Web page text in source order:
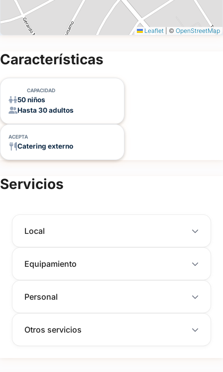
Leaflet © OpenStreetMap
Características
CAPACIDAD
50 niños
Hasta 30 adultos
ACEPTA
Catering externo
Servicios
Local
Equipamiento
Personal
Otros servicios